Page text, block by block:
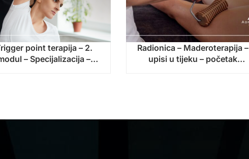
point terapija – 2.
– Specijalizacija –
Radionica – Maderoterapija –
upisi u tijeku – početak